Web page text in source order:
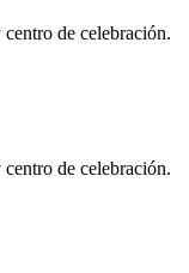
de celebración.
de celebración.